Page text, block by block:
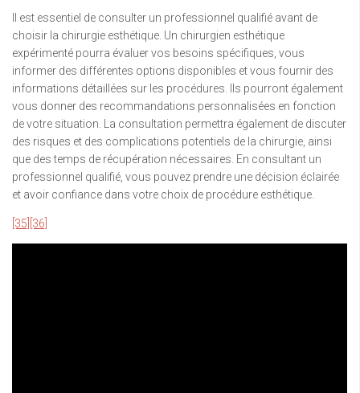
Il est essentiel de consulter un professionnel qualifié avant de
choisir la chirurgie esthétique. Un chirurgien esthétique
expérimenté pourra évaluer vos besoins spécifiques, vous
informer des différentes options disponibles et vous fournir des
informations détaillées sur les procédures. Ils pourront également
vous donner des recommandations personnalisées en fonction
de votre situation. La consultation permettra également de discuter
des risques et des complications potentiels de la chirurgie, ainsi
que des temps de récupération nécessaires. En consultant un
professionnel qualifié, vous pouvez prendre une décision éclairée
et avoir confiance dans votre choix de procédure esthétique.
[35] [36]